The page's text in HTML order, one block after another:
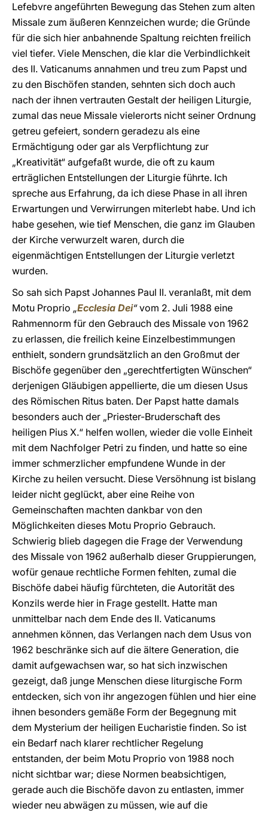
Lefebvre angeführten Bewegung das Stehen zum alten
Missale zum äußeren Kennzeichen wurde; die Gründe
für die sich hier anbahnende Spaltung reichten freilich
viel tiefer. Viele Menschen, die klar die Verbindlichkeit
des II. Vaticanums annahmen und treu zum Papst und
zu den Bischöfen standen, sehnten sich doch auch
nach der ihnen vertrauten Gestalt der heiligen Liturgie,
zumal das neue Missale vielerorts nicht seiner Ordnung
getreu gefeiert, sondern geradezu als eine
Ermächtigung oder gar als Verpflichtung zur
„Kreativität“ aufgefaßt wurde, die oft zu kaum
erträglichen Entstellungen der Liturgie führte. Ich
spreche aus Erfahrung, da ich diese Phase in all ihren
Erwartungen und Verwirrungen miterlebt habe. Und ich
habe gesehen, wie tief Menschen, die ganz im Glauben
der Kirche verwurzelt waren, durch die
eigenmächtigen Entstellungen der Liturgie verletzt
wurden.
So sah sich Papst Johannes Paul II. veranlaßt, mit dem
Motu Proprio „Ecclesia Dei“vom 2. Juli 1988 eine
Rahmennorm für den Gebrauch des Missale von 1962
zu erlassen, die freilich keine Einzelbestimmungen
enthielt, sondern grundsätzlich an den Großmut der
Bischöfe gegenüber den „gerechtfertigten Wünschen“
derjenigen Gläubigen appellierte, die um diesen Usus
des Römischen Ritus baten. Der Papst hatte damals
besonders auch der „Priester-Bruderschaft des
heiligen Pius X.“ helfen wollen, wieder die volle Einheit
mit dem Nachfolger Petri zu finden, und hatte so eine
immer schmerzlicher empfundene Wunde in der
Kirche zu heilen versucht. Diese Versöhnung ist bislang
leider nicht geglückt, aber eine Reihe von
Gemeinschaften machten dankbar von den
Möglichkeiten dieses Motu Proprio Gebrauch.
Schwierig blieb dagegen die Frage der Verwendung
des Missale von 1962 außerhalb dieser Gruppierungen,
wofür genaue rechtliche Formen fehlten, zumal die
Bischöfe dabei häufig fürchteten, die Autorität des
Konzils werde hier in Frage gestellt. Hatte man
unmittelbar nach dem Ende des II. Vaticanums
annehmen können, das Verlangen nach dem Usus von
1962 beschränke sich auf die ältere Generation, die
damit aufgewachsen war, so hat sich inzwischen
gezeigt, daß junge Menschen diese liturgische Form
entdecken, sich von ihr angezogen fühlen und hier eine
ihnen besonders gemäße Form der Begegnung mit
dem Mysterium der heiligen Eucharistie finden. So ist
ein Bedarf nach klarer rechtlicher Regelung
entstanden, der beim Motu Proprio von 1988 noch
nicht sichtbar war; diese Normen beabsichtigen,
gerade auch die Bischöfe davon zu entlasten, immer
wieder neu abwägen zu müssen, wie auf die